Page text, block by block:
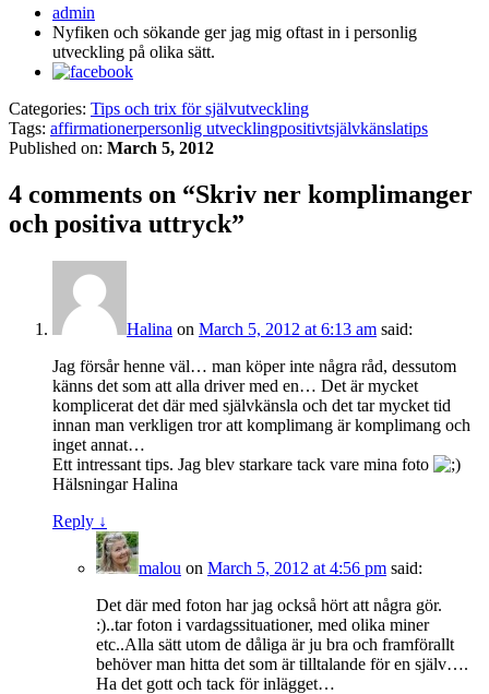
admin
Nyfiken och sökande ger jag mig oftast in i personlig
utveckling på olika sätt.
Categories: Tips och trix för självutveckling
Tags: affirmationerpersonlig utvecklingpositivtsjälvkänslatips
Published on: March 5, 2012
4 comments on “Skriv ner komplimanger
och positiva uttryck”
Halina on March 5, 2012 at 6:13 am said:
Jag försår henne väl… man köper inte några råd, dessutom
känns det som att alla driver med en… Det är mycket
komplicerat det där med självkänsla och det tar mycket tid
innan man verkligen tror att komplimang är komplimang och
inget annat…
Ett intressant tips. Jag blev starkare tack vare mina foto
Hälsningar Halina
Reply ↓
malou on March 5, 2012 at 4:56 pm said:
Det där med foton har jag också hört att några gör.
:)..tar foton i vardagssituationer, med olika miner
etc..Alla sätt utom de dåliga är ju bra och framförallt
behöver man hitta det som är tilltalande för en själv….
Ha det gott och tack för inlägget…